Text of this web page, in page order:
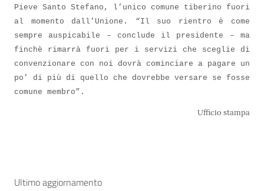
Pieve Santo Stefano, l’unico comune tiberino fuori
al momento dall’Unione. “Il suo rientro è come
sempre auspicabile – conclude il presidente – ma
finchè rimarrà fuori per i servizi che sceglie di
convenzionare con noi dovrà cominciare a pagare un
po’ di più di quello che dovrebbe versare se fosse
comune membro”.
Ufficio stampa
Ultimo aggiornamento